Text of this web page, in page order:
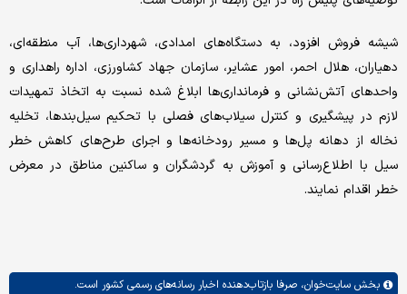
شیشه فروش افزود، به دستگاه‌های امدادی، شهرداری‌ها، آب منطقه‌ای،
دهیاران، هلال احمر، امور عشایر، سازمان جهاد کشاورزی، اداره راهداری و
واحدهای آتش‌نشانی و فرمانداری‌ها ابلاغ شده نسبت به اتخاذ تمهیدات
لازم در پیشگیری و کنترل سیلاب‌های فصلی با تحکیم سیل‌بندها، تخلیه
نخاله از دهانه پل‌ها و مسیر رودخانه‌ها و اجرای طرح‌های کاهش خطر
سیل با اطلاع‌رسانی و آموزش به گردشگران و ساکنین مناطق در معرض
خطر اقدام نمایند.
بخش سایت‌خوان، صرفا بازتاب‌دهنده اخبار رسانه‌های رسمی کشور است.